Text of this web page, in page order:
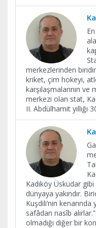
merkezlerinden
kriket, çim hokeyi,
karşılaşmalarının ve
merkezi olan stat,
II. Abdülhamit yıllığı
Kadıköy Üsküdar
dünyaya yakındır.
Kuşdili’nin
safâdan nasîb
olmadığı diğer bir